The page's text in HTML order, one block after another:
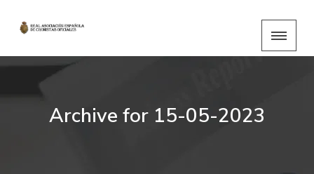
Archive for 15-05-2023